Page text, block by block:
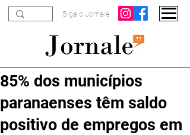
Siga o Jornale
85% dos municípios
paranaenses têm saldo
positivo de empregos em